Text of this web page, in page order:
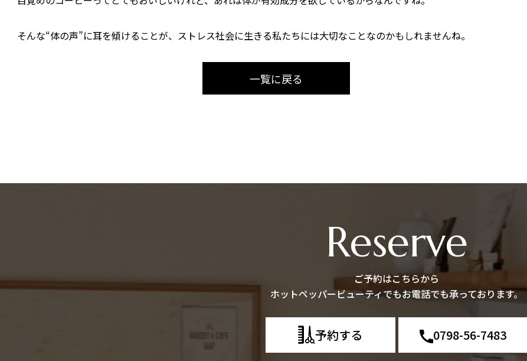
そんな“体の声”に耳を傾けることが、ストレス社会に生きる私たちには大切なことなのかもしれませんね。
一覧に戻る
Reserve
ご予約はこちらから
ホットペッパービューティでもお電話でも承っております。
予約する 0798-56-7483